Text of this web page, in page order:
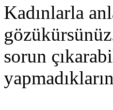
Kadınlarla
sorun